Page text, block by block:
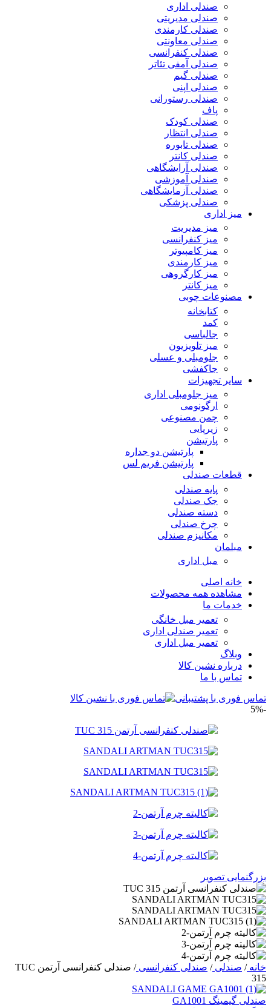
صندلی اداری
صندلی مدیریتی
صندلی کارمندی
صندلی معاونتی
صندلی کنفرانسی
صندلی آمفی تئاتر
صندلی گیم
صندلی اپنی
صندلی رستورانی
پاف
صندلی کودک
صندلی انتظار
صندلی تابوره
صندلی کانتر
صندلی آرایشگاهی
صندلی آموزشی
صندلی آزمایشگاهی
صندلی پزشکی
میز اداری
میز مدیریت
میز کنفرانسی
میز کامپیوتر
میز کارمندی
میز کارگروهی
میز کانتر
مصنوعات چوبی
کتابخانه
کمد
جالباسی
میز تلویزیون
جلومبلی و عسلی
جاکفشی
سایر تجهیزات
میز جلومبلی اداری
ارگونومی
چمن مصنوعی
زیرپایی
پارتیشن
پارتیشن دو جداره
پارتیشن فریم لس
قطعات صندلی
پایه صندلی
جک صندلی
دسته صندلی
چرخ صندلی
مکانیزم صندلی
مبلمان
مبل اداری
خانه اصلی
مشاهده همه محصولات
خدمات ما
تعمیر مبل خانگی
تعمیر صندلی اداری
تعمیر مبل اداری
وبلاگ
درباره نشین کالا
تماس با ما
تماس فوری با پشتیبانی
-5%
بزرگنمایی تصویر
خانه/ صندلی/ صندلی کنفرانسی/
صندلی کنفرانسی آرتمن TUC
315
صندلی گیمینگ GA1001